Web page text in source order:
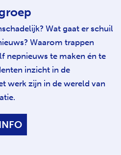
Wat gaat er schuil
Waarom trappen
nepnieuws te maken én te
inzicht in de
werk zijn in de wereld van